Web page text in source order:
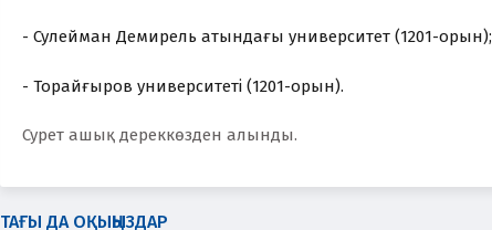
- Сулейман Демирель атындағы университет (1201-орын);
- Торайғыров университеті (1201-орын).
Сурет ашық дереккөзден алынды.
ТАҒЫ ДА ОҚЫҢЫЗДАР